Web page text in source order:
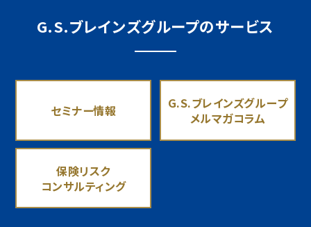
G.S.ブレインズグループのサービス
セミナー情報
G.S.ブレインズグループ
メルマガコラム
保険リスク
コンサルティング